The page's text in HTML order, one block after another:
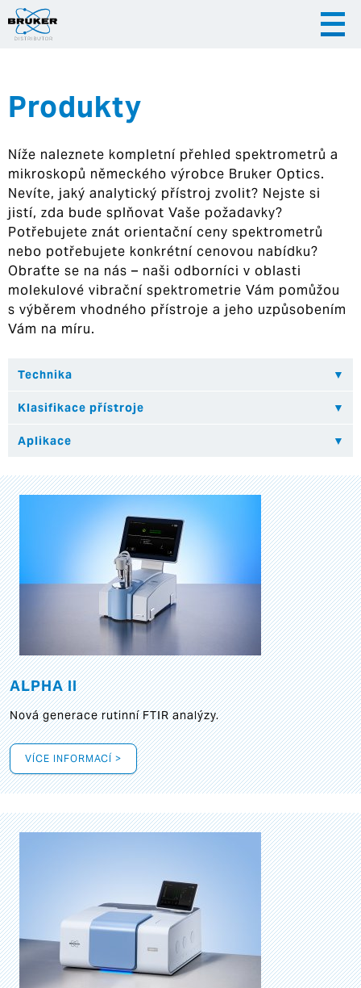
|
Hrvatska
Produkty
Níže naleznete kompletní přehled spektrometrů a
mikroskopů německého výrobce Bruker Optics.
Nevíte, jaký analytický přístroj zvolit? Nejste si
jistí, zda bude splňovat Vaše požadavky?
Potřebujete znát orientační ceny spektrometrů
nebo potřebujete konkrétní cenovou nabídku?
Obraťte se na nás – naši odborníci v oblasti
molekulové vibrační spektrometrie Vám pomůžou
s výběrem vhodného přístroje a jeho uzpůsobením
Vám na míru.
ALPHA II
Nová generace rutinní FTIR analýzy.
VÍCE INFORMACÍ >